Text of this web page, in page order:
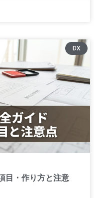
DX
目・作り方と注意